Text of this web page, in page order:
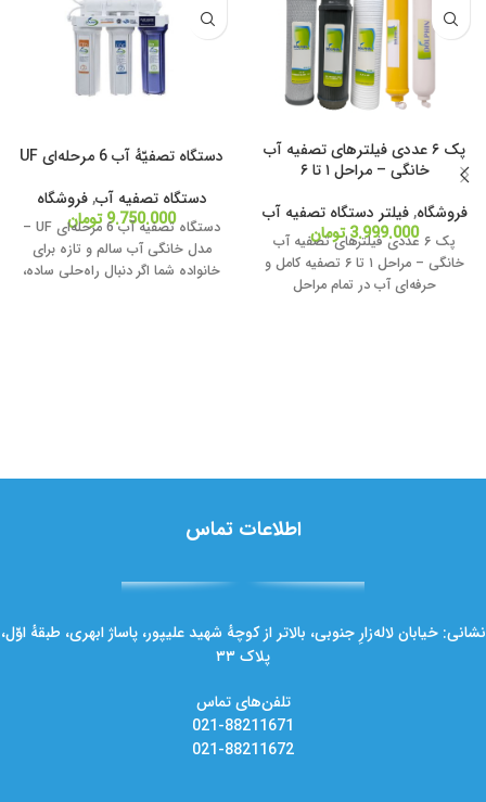
پک ۶ عددی فیلترهای تصفیه آب
خانگی – مراحل ۱ تا ۶
فروشگاه,فیلتر دستگاه تصفیه آب
3.999.000تومان
پک ۶ عددی فیلترهای تصفیه آب
خانگی – مراحل ۱ تا ۶ تصفیه کامل و
حرفه‌ای آب در تمام مراحل
دستگاه تصفیّهٔ آب 6 مرحله‌ای UF
دستگاه تصفیه آب,فروشگاه
9.750.000تومان
دستگاه تصفیه آب 6 مرحله‌ای UF –
مدل خانگی آب سالم و تازه برای
خانواده شما اگر دنبال راه‌حلی ساده،
اطلاعات تماس
نشانی: خیابان لاله‌زارِ جنوبی، بالاتر از کوچهٔ شهید علیپور، پاساژ ابهری، طبقهٔ اوّل،
پلاک ۳۳
تلفن‌های تماس
021-88211671
021-88211672